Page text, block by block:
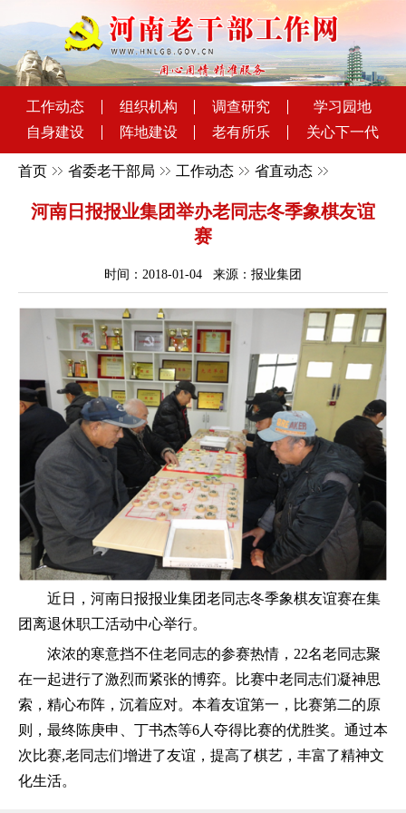
工作动态 组织机构 调查研究
学习园地
自身建设
阵地建设 老有所乐 关心下一代
首页 省委老干部局 工作动态 省直动态
河南日报报业集团举办老同志冬季象棋友谊
赛
时间：2018-01-04 来源：报业集团
近日，河南日报报业集团老同志冬季象棋友谊赛在集
团离退休职工活动中心举行。
浓浓的寒意挡不住老同志的参赛热情，22名老同志聚
在一起进行了激烈而紧张的博弈。比赛中老同志们凝神思
索，精心布阵，沉着应对。本着友谊第一，比赛第二的原
则，最终陈庚申、丁书杰等6人夺得比赛的优胜奖。通过本
次比赛,老同志们增进了友谊，提高了棋艺，丰富了精神文
化生活。